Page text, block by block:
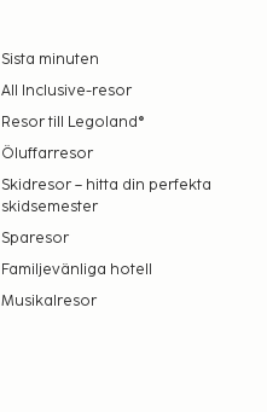
Sista minuten
All Inclusive-resor
Resor till Legoland®
Öluffarresor
Skidresor – hitta din perfekta
skidsemester
Sparesor
Familjevänliga hotell
Musikalresor